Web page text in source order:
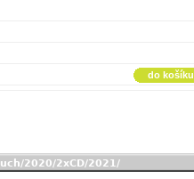
do košíku
2020/2xCD/2021/